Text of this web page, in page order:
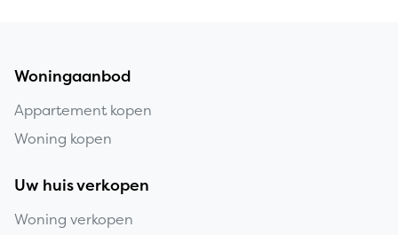
Woningaanbod
Appartement kopen
Woning kopen
Uw huis verkopen
Woning verkopen